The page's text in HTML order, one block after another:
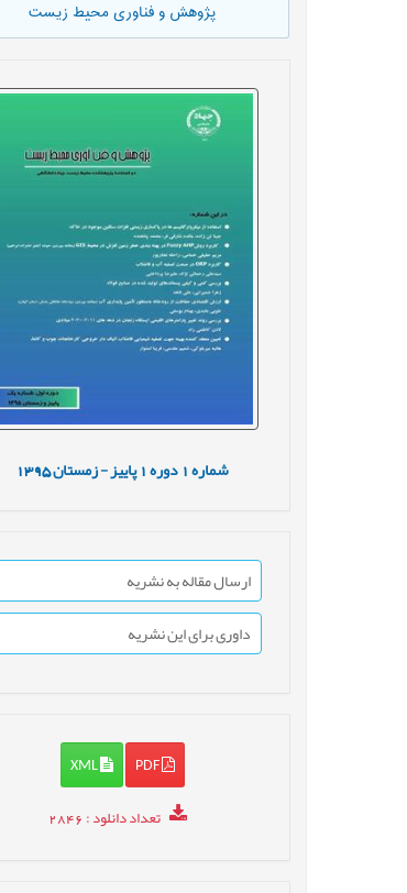
پژوهش و فناوری محیط زیست
شماره دوره پاییز - زمستان1395
ارسال مقاله به نشریه
داوری برای این نشریه
PDF
XML
تعداد دانلود: 2846